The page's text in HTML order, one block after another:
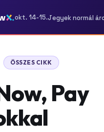
okt. 14-15.Jegyek normál
ÖSSZES CIKK
Pay